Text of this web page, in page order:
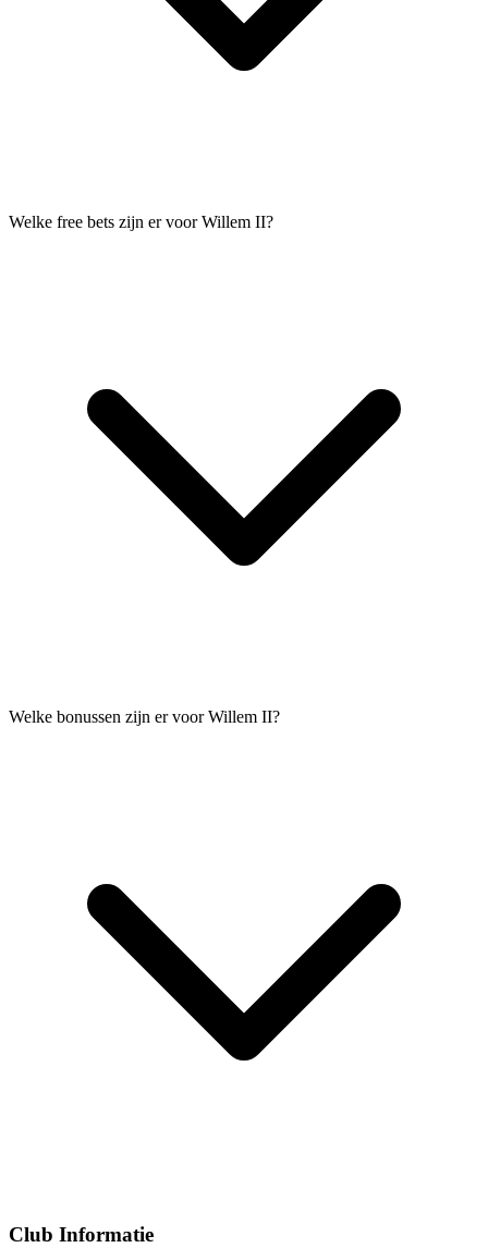
Welke free bets zijn er voor Willem II?
Welke bonussen zijn er voor Willem II?
Club Informatie